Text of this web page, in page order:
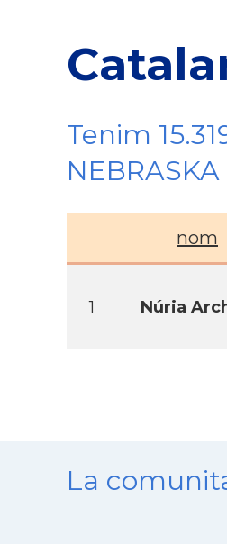
Tenim
NEBRASKA
nom
1 Núria
La